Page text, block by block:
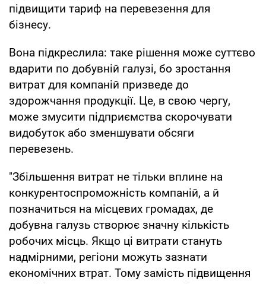
підвищити тариф на перевезення для
бізнесу.
Вона підкреслила: таке рішення може суттєво
вдарити по добувній галузі, бо зростання
витрат для компаній призведе до
здорожчання продукції. Це, в свою чергу,
може змусити підприємства скорочувати
видобуток або зменшувати обсяги
перевезень.
"Збільшення витрат не тільки вплине на
конкурентоспроможність компаній, а й
позначиться на місцевих громадах, де
добувна галузь створює значну кількість
робочих місць. Якщо ці витрати стануть
надмірними, регіони можуть зазнати
економічних втрат. Тому замість підвищення